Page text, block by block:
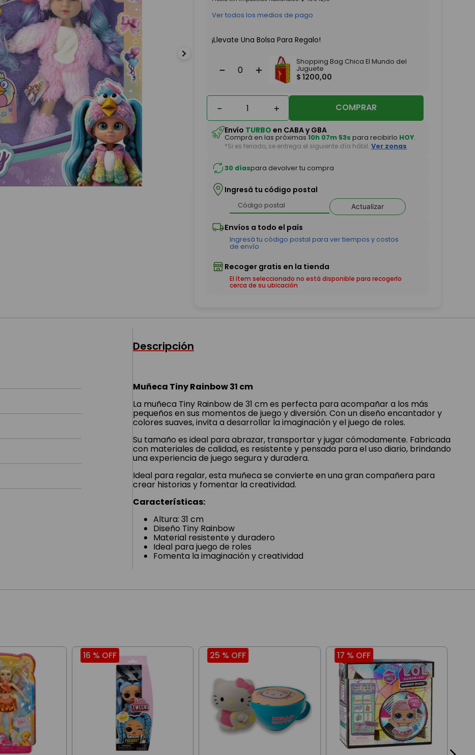
Ver todos los medios de pago
¡Llevate Una Bolsa Para Regalo!
＋
－
Shopping Bag Chica El Mundo del
Juguete
$ 1200,00
＋
－ COMPRAR
Envío TURBO en CABA y GBA
Comprá en las próximas10h 07m 51spara recibirlo HOY.
*Si es feriado, se entrega el siguiente día hábil. Ver zonas
30 díaspara devolver tu compra
Ingresá tu código postal
Actualizar
El ítem seleccionado no está disponible para recogerlo
cerca de su ubicación
Descripción
Muñeca Tiny Rainbow 31 cm
La muñeca Tiny Rainbow de 31 cm es perfecta para acompañar a los más
pequeños en sus momentos de juego y diversión. Con un diseño encantador y
colores suaves, invita a desarrollar la imaginación y el juego de roles.
Su tamaño es ideal para abrazar, transportar y jugar cómodamente. Fabricada
con materiales de calidad, es resistente y pensada para el uso diario, brindando
una experiencia de juego segura y duradera.
Ideal para regalar, esta muñeca se convierte en una gran compañera para
crear historias y fomentar la creatividad.
Características:
Altura: 31 cm
Diseño Tiny Rainbow
Material resistente y duradero
Ideal para juego de roles
Fomenta la imaginación y creatividad
16 % OFF 25 % OFF 17 % OFF